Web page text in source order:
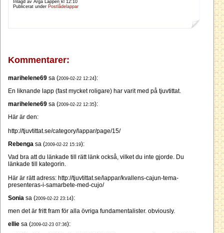
Inlagd av Arga Lappen kl 12:10
Publicerat under Postlådelappar
Kommentarer:
marihelene69 sa (2009-02-22 12:24):
En liknande lapp (fast mycket roligare) har varit med på tjuvtittat.
marihelene69 sa (2009-02-22 12:35):
Här är den:
http://tjuvtittat.se/category/lappar/page/15/
Rebenga sa (2009-02-22 15:19):
Vad bra att du länkade till rätt länk också, vilket du inte gjorde. Du
länkade till kategorin.
Här är rätt adress: http://tjuvtittat.se/lappar/kvallens-cajun-tema-
presenteras-i-samarbete-med-cujo/
Sonia sa (2009-02-22 23:14):
men det är fritt fram för alla övriga fundamentalister. obviously.
ellie sa (2009-02-23 07:36):